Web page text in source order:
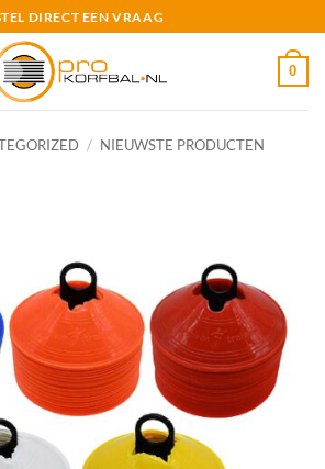
DIRECT EEN VRAAG
0
/ NIEUWSTE PRODUCTEN